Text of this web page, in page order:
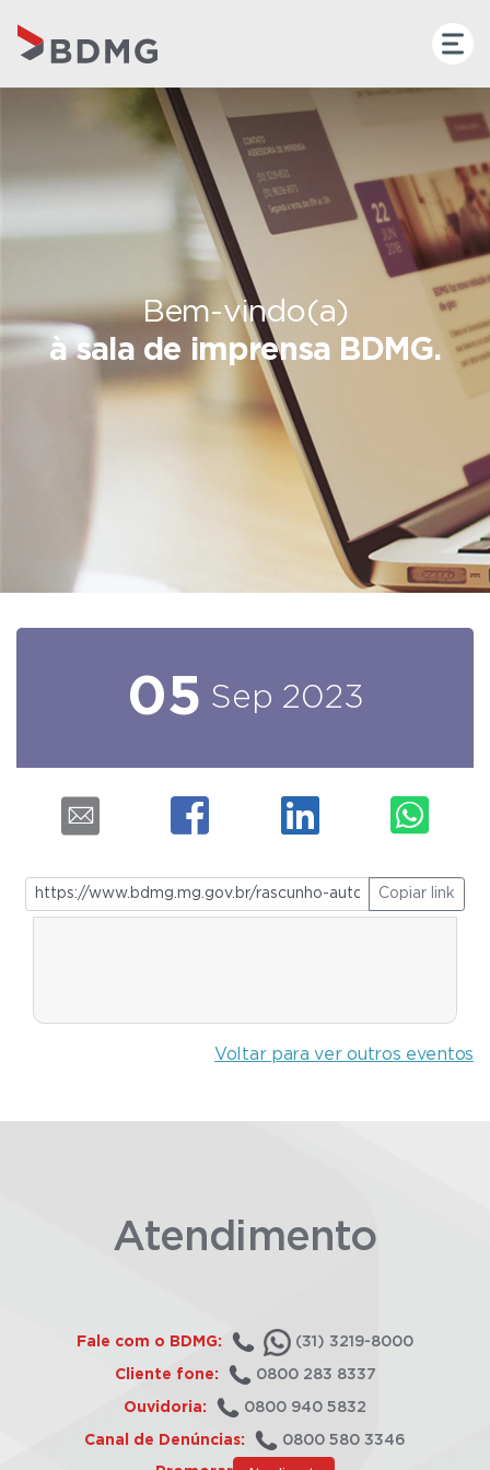
Bem-vindo(a)
à sala de imprensa BDMG.
05 Sep 2023
Copiar link
Voltar para ver outros eventos
Atendimento
Fale com o BDMG: (31) 3219-8000
Cliente fone: 0800 283 8337
Ouvidoria: 0800 940 5832
Canal de Denúncias: 0800 580 3346